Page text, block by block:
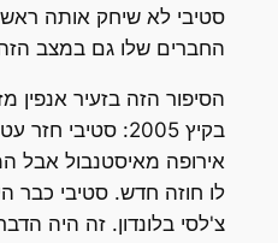
סטיבי לא שיחק אותה
החברים שלו גם במצב
הסיפור הזה בזעיר אנפין
בקיץ 2005: סטיבי
אירופה מאיסטנבול אבל
לו חוזה חדש. סטיבי כבר
צ'לסי בלונדון. זה היה